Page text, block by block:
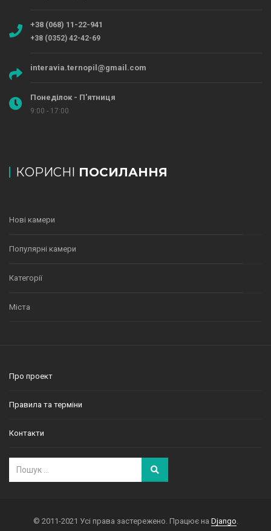
+38 (068) 11-22-941
+38 (0352) 42-42-69
interavia.ternopil@gmail.com
Понеділок - П'ятниця
9:00 - 17:00
КОРИСНІ ПОСИЛАННЯ
Нові камери
Популярні камери
Категорії
Міста
Про проект
Правила та терміни
Контакти
© 2011-2021 Усі права застережено. Працює на Django.